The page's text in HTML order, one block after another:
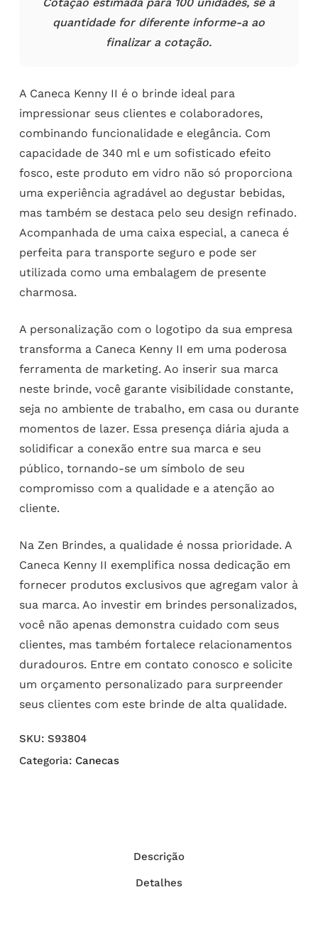
quantidade for diferente informe-a ao
finalizar a cotação.
A Caneca Kenny II é o brinde ideal para
impressionar seus clientes e colaboradores,
combinando funcionalidade e elegância. Com
capacidade de 340 ml e um sofisticado efeito
fosco, este produto em vidro não só proporciona
uma experiência agradável ao degustar bebidas,
mas também se destaca pelo seu design refinado.
Acompanhada de uma caixa especial, a caneca é
perfeita para transporte seguro e pode ser
utilizada como uma embalagem de presente
charmosa.
A personalização com o logotipo da sua empresa
transforma a Caneca Kenny II em uma poderosa
ferramenta de marketing. Ao inserir sua marca
neste brinde, você garante visibilidade constante,
seja no ambiente de trabalho, em casa ou durante
momentos de lazer. Essa presença diária ajuda a
solidificar a conexão entre sua marca e seu
público, tornando-se um símbolo de seu
compromisso com a qualidade e a atenção ao
cliente.
Na Zen Brindes, a qualidade é nossa prioridade. A
Caneca Kenny II exemplifica nossa dedicação em
fornecer produtos exclusivos que agregam valor à
sua marca. Ao investir em brindes personalizados,
você não apenas demonstra cuidado com seus
clientes, mas também fortalece relacionamentos
duradouros. Entre em contato conosco e solicite
um orçamento personalizado para surpreender
seus clientes com este brinde de alta qualidade.
SKU: S93804
Categoria: Canecas
Descrição
Detalhes